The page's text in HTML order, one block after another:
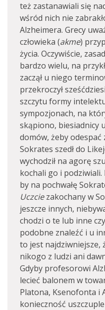
też zastanawiali się
wśród nich nie
Alzheimera. Grecy
człowieka (akme)
życia. Oczywiście,
bardzo wielu, na
zaczął u niego
przekroczył
szczytu formy
sympozjonach, na
skąpiono, biesiadnicy
domów, żeby odespać
Sokrates szedł do
wychodził na agorę
kochali go i podziwiali.
by na pochwałę
Uczciezakochany w
jeszcze innych,
chodzi o te lub inne
podobne znaleźć i u
to jest najdziwniejsze,
nikogo z ludzi ani
Gdyby profesorowi
lecieć balonem w
Platona, Ksenofonta i
konieczność